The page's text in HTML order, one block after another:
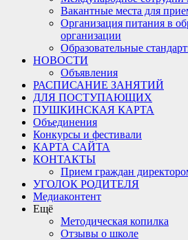
Вакантные места для
Организация питания в
организации
Образовательные
НОВОСТИ
Объявления
РАСПИСАНИЕ ЗАНЯТИЙ
ДЛЯ ПОСТУПАЮЩИХ
ПУШКИНСКАЯ КАРТА
Объединения
Конкурсы и фестивали
КАРТА САЙТА
КОНТАКТЫ
Прием граждан
УГОЛОК РОДИТЕЛЯ
Медиаконтент
Ещё
Методическая копилка
Отзывы о школе